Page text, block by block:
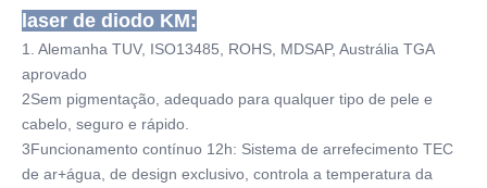
laser de diodo KM:
1. Alemanha TUV, ISO13485, ROHS, MDSAP, Austrália TGA
aprovado
2Sem pigmentação, adequado para qualquer tipo de pele e
cabelo, seguro e rápido.
3Funcionamento contínuo 12h: Sistema de arrefecimento TEC
de ar+água, de design exclusivo, controla a temperatura da